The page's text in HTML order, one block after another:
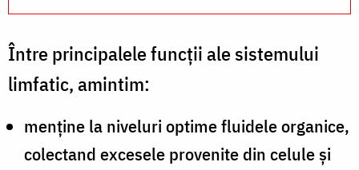
Între principalele funcții ale sistemului
limfatic, amintim:
menține la niveluri optime fluidele organice,
colectand excesele provenite din celule și